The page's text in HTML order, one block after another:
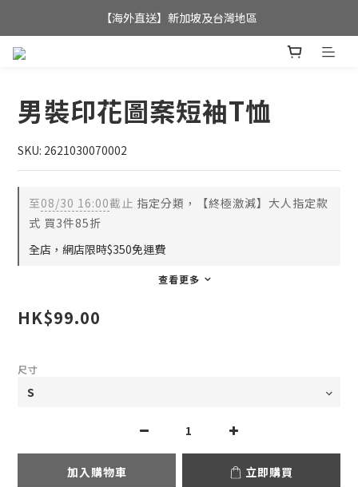
全店滿$350，即可享港澳地區免運費;
【海外直送】新加坡及台灣地區
男裝印花圖案短袖T恤
SKU: 2621030070002
至08/30 16:00截止 指定分類，【終極激減】大人指定款
式 買3件85折
全店，網店限時$350免運費
查看更多
HK$99.00
尺寸
加入購物車 立即購買